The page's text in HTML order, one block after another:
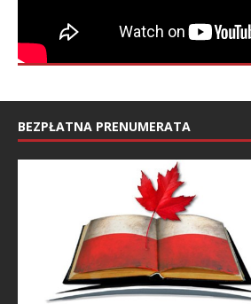
BEZPŁATNA PRENUMERATA